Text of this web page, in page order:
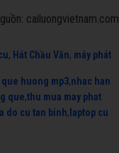
cailuongvietnam.com
, Hát Chầu Văn, máy phát
que huong mp3,nhac han
que,thu mua may phat
do cu tan binh, laptop cu